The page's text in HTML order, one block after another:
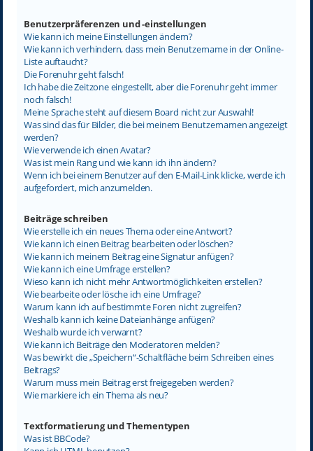
Benutzerpräferenzen und -einstellungen
Wie kann ich meine Einstellungen ändern?
Wie kann ich verhindern, dass mein Benutzername in der Online-
Liste auftaucht?
Die Forenuhr geht falsch!
Ich habe die Zeitzone eingestellt, aber die Forenuhr geht immer
noch falsch!
Meine Sprache steht auf diesem Board nicht zur Auswahl!
Was sind das für Bilder, die bei meinem Benutzernamen angezeigt
werden?
Wie verwende ich einen Avatar?
Was ist mein Rang und wie kann ich ihn ändern?
Wenn ich bei einem Benutzer auf den E-Mail-Link klicke, werde ich
aufgefordert, mich anzumelden.
Beiträge schreiben
Wie erstelle ich ein neues Thema oder eine Antwort?
Wie kann ich einen Beitrag bearbeiten oder löschen?
Wie kann ich meinem Beitrag eine Signatur anfügen?
Wie kann ich eine Umfrage erstellen?
Wieso kann ich nicht mehr Antwortmöglichkeiten erstellen?
Wie bearbeite oder lösche ich eine Umfrage?
Warum kann ich auf bestimmte Foren nicht zugreifen?
Weshalb kann ich keine Dateianhänge anfügen?
Weshalb wurde ich verwarnt?
Wie kann ich Beiträge den Moderatoren melden?
Was bewirkt die „Speichern“-Schaltfläche beim Schreiben eines
Beitrags?
Warum muss mein Beitrag erst freigegeben werden?
Wie markiere ich ein Thema als neu?
Textformatierung und Thementypen
Was ist BBCode?